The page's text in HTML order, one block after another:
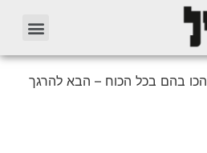
הכו בהם בכל הכוח – הבא להרגך